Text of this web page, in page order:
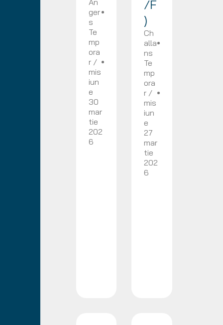
An
ger
s
Te
mp
ora
r /
mis
iun
e
30
mar
tie
202
6
/F
)
Ch
alla
ns
Te
mp
ora
r /
mis
iun
e
27
mar
tie
202
6